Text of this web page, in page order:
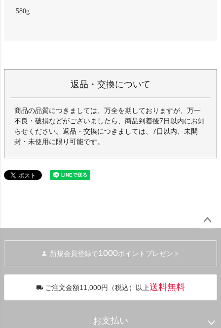
580g
返品・交換について
商品の品質につきましては、万全を期しておりますが、万一
不良・破損などがございましたら、商品到着後7日以内にお知
らせください。返品・交換につきましては、7日以内、未開
封・未使用に限り可能です。
へ
新規会員登録で1000ポイントプレゼント
ご注文金額11,000円（税込）以上送料無料
お支払い